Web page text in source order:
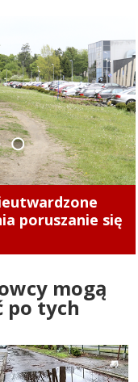
Wygraj
6
mogą
po tych